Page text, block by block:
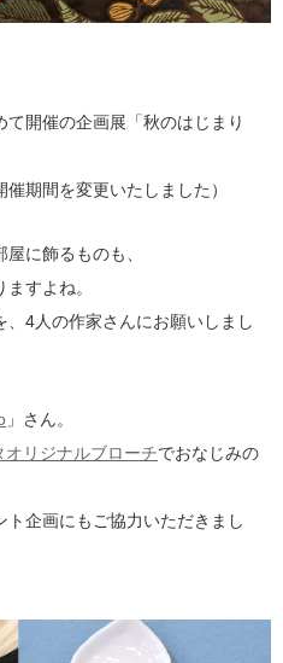
開催の企画展「秋のはじまり
期間を変更いたしました）
に飾るものも、
すよね。
4人の作家さんにお願いしまし
」さん。
オリジナルブローチでおなじみの
企画にもご協力いただきまし